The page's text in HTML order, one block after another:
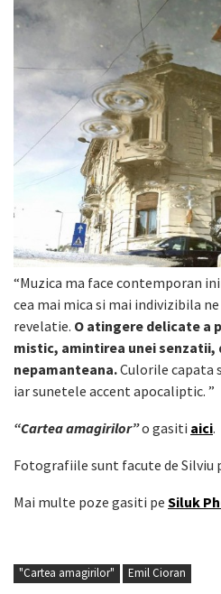
“Muzica ma face contemporan
cea mai mica si mai indivizibila
revelatie. O atingere delicate a
mistic, amintirea unei senzatii,
nepamanteana.Culorile capata
iar sunetele accent apocaliptic. ”
“Cartea amagirilor”o gasiti aici.
Fotografiile sunt facute de Silviu
Mai multe poze gasiti pe Siluk
"Cartea amagirilor" Emil Cioran